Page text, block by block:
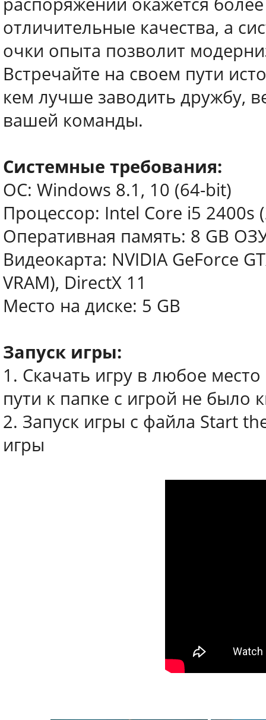
отличительные качества, а
очки опыта позволит
Встречайте на своем пути
кем лучше заводить дружбу,
вашей команды.
Системные требования:
ОС: Windows 8.1, 10 (64-bit)
Процессор: Intel Core i5 2400s
Оперативная память: 8 GB
Видеокарта: NVIDIA GeForce
VRAM), DirectX 11
Место на диске: 5 GB
Запуск игры:
1. Скачать игру в любое
пути к папке с игрой не было
2. Запуск игры с файла Start
игры